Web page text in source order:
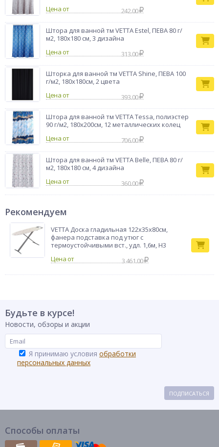
Цена от
242.00
Штора для ванной тм VETTA Estel, ПЕВА 80 г/
м2, 180x180 см, 3 дизайна
Цена от
313.00
Шторка для ванной тм VETTA Shine, ПЕВА 100
г/м2, 180x180см, 2 цвета
Цена от
393.00
Штора для ванной тм VETTA Tessa, полиэстер
90 г/м2, 180x200см, 12 металлических колец
Цена от
706.00
Штора для ванной тм VETTA Belle, ПЕВА 80 г/
м2, 180x180 см, 4 дизайна
Цена от
360.00
Рекомендуем
VETTA Доска гладильная 122х35х80см,
фанера подставка под утюг с
термоустойчивыми вст., удл. 1,6м, Н3
3 461.00
Будьте в курсе!
Новости, обзоры и акции
Я принимаю условия обработки
персональных данных
ПОДПИСАТЬСЯ
Способы оплаты